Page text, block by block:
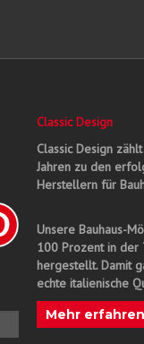
Classic Design
Classic Design
Jahren zu den
Herstellern für
Unsere Bauhaus-
100 Prozent in der
hergestellt. Damit
echte italienische
Mehr erfahren